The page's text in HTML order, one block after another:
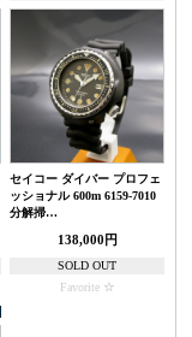
セイコー ダイバー プロフェ
ッショナル 600m 6159-7010
分解掃…
138,000円
SOLD OUT
Favorite